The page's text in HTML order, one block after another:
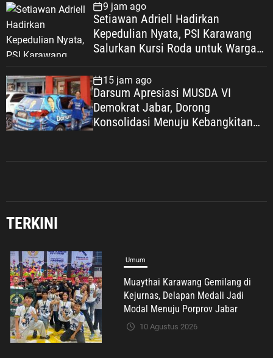
9 jam ago
Setiawan Adriell Hadirkan
Kepedulian Nyata, PSI Karawang
Salurkan Kursi Roda untuk Warga
15 jam ago
Darsum Apresiasi MUSDA VI
Demokrat Jabar, Dorong
Konsolidasi Menuju Kebangkitan
TERKINI
Kejurnas, Delapan Medali Jadi
Modal Menuju Porprov Jabar
10 Agustus 2026